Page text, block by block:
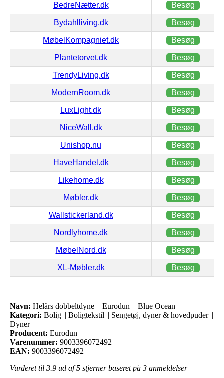
BedreNætter.dk Besøg
Bydahlliving.dk Besøg
MøbelKompagniet.dk Besøg
Plantetorvet.dk Besøg
TrendyLiving.dk Besøg
ModernRoom.dk Besøg
LuxLight.dk Besøg
NiceWall.dk Besøg
Unishop.nu Besøg
HaveHandel.dk Besøg
Likehome.dk Besøg
Møbler.dk Besøg
Wallstickerland.dk Besøg
Nordlyhome.dk Besøg
MøbelNord.dk Besøg
XL-Møbler.dk Besøg
Navn: Helårs dobbeltdyne – Eurodun – Blue Ocean
Kategori: Bolig || Boligtekstil || Sengetøj, dyner & hovedpuder ||
Dyner
Producent: Eurodun
Varenummer: 9003396072492
EAN: 9003396072492
Vurderet til 3.9 ud af 5 stjerner baseret på 3 anmeldelser